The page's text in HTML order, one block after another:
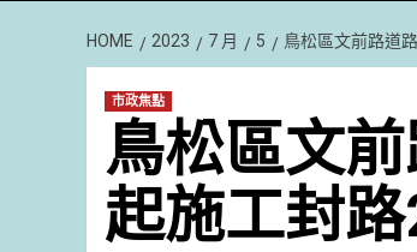
HOME 2023 7 月 5 鳥松區文前路道
市政焦點
鳥松區文
起施工封